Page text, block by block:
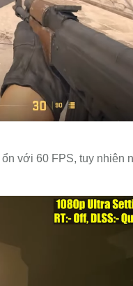
với 60 FPS, tuy nhiên